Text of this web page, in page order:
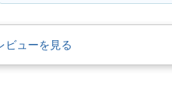
ビューを見る